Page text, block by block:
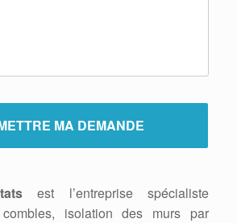
est l’entreprise spécialiste
isolation des murs par